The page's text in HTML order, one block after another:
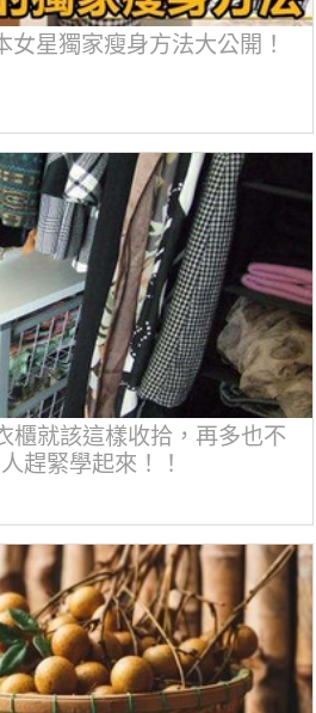
星獨家瘦身方法大公開！
櫃就該這樣收拾，再多也不
趕緊學起來！！